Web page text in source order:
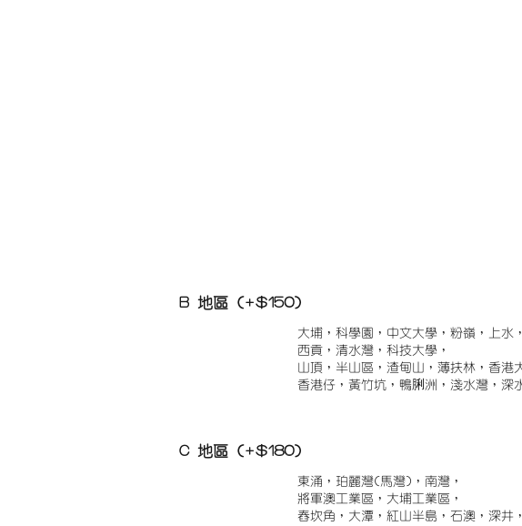
B 地區 (+$150)
大埔，科學園，中文大學，粉嶺，上水，
西貢，清水灣，科技大學，
山頂，半山區，渣甸山，薄扶林，香港
香港仔，黃竹坑，鴨脷洲，淺水灣，深
C 地區 (+$180)
東涌，珀麗灣(馬灣)，南灣，
將軍澳工業區，大埔工業區，
舂坎角，大潭，紅山半島，石澳，深井，